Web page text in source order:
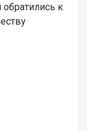
обратились к